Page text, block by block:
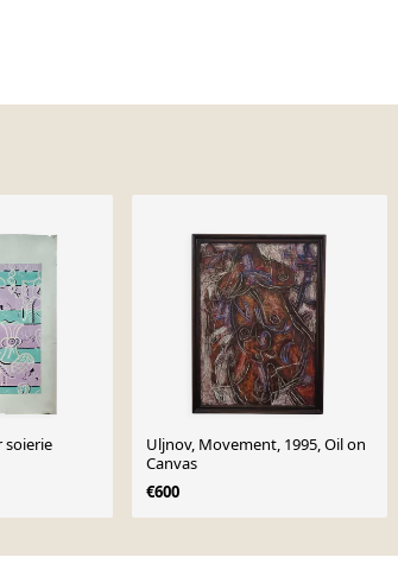
soierie
Uljnov, Movement, 1995, Oil on
Canvas
€600